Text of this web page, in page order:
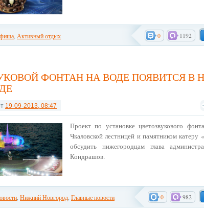
1192
0
, Активный отдых
ФОНТАН НА ВОДЕ ПОЯВИТСЯ В
19-09-2013, 08:47
Проект по установке цветозвукового
Чкаловской лестницей и памятником катеру
обсудить нижегородцам глава
Кондрашов.
982
0
, Нижний Новгород, Главные новости